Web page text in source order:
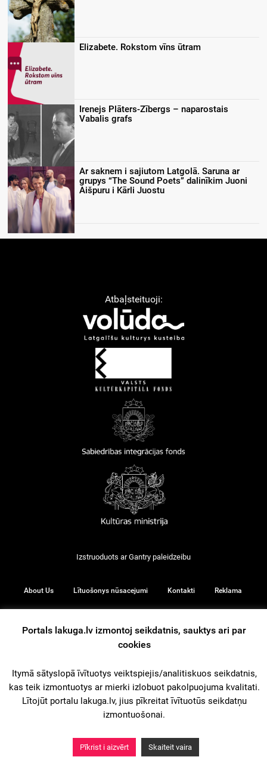
Elizabete. Rokstom vīns ūtram
Irenejs Plāters-Zībergs – naparostais
Vabalis grafs
Ar saknem i sajiutom Latgolā. Saruna ar
grupys “The Sound Poets” dalinīkim Juoni
Aišpuru i Kārli Juostu
Atbaļsteituoji:
Izstruoduots arGantry paleidzeibu
About Us Lītuošonys nūsacejumi Kontakti Reklama
© 2026
iz augšu
Portals lakuga.lv izmontoj seikdatnis, sauktys ari par
cookies
Itymā sātyslopā īvītuotys veiktspiejis/analitiskuos seikdatnis,
kas teik izmontuotys ar mierki izlobuot pakolpuojuma kvalitati.
Lītojūt portalu lakuga.lv, jius pīkreitat īvītuotūs seikdatņu
izmontuošonai.
Pīkrist i aizvērt Skaiteit vaira